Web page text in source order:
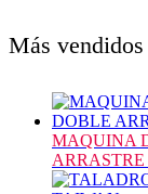
Más vendidos
MAQUINA
ARRASTRE